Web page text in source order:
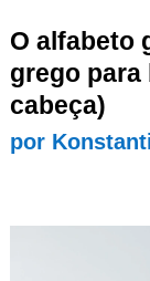
O alfabeto
grego para
cabeça)
por